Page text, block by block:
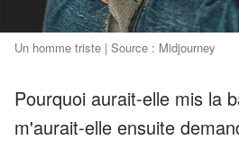
Un homme triste | Source : Midjourney
Pourquoi aurait-elle mis la
m'aurait-elle ensuite